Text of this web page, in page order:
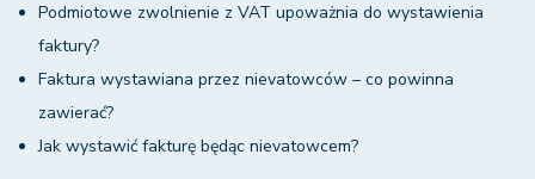
Podmiotowe zwolnienie z VAT upoważnia do wystawienia
faktury?
Faktura wystawiana przez nievatowców – co powinna
zawierać?
Jak wystawić fakturę będąc nievatowcem?